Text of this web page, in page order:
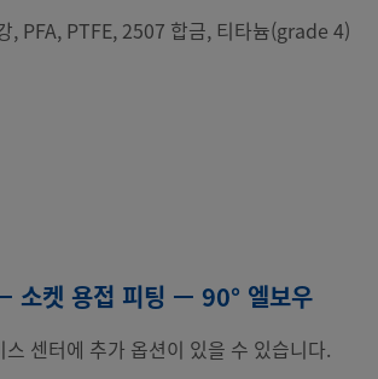
PFA, PTFE, 2507 합금, 티타늄(grade 4)
소켓 용접 피팅 — 90° 엘보우
센터에 추가 옵션이 있을 수 있습니다.